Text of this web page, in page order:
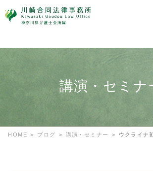
講演・セミナ
HOME ブログ 講演・セミナー
ウクライナ